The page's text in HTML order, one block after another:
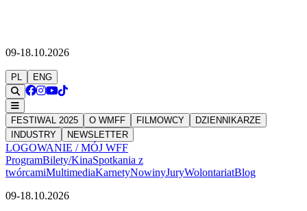
09-18.10.2026
PL ENG
FESTIWAL 2025 O WMFF FILMOWCY
DZIENNIKARZE
INDUSTRY
NEWSLETTER
LOGOWANIE / MÓJ WFF
ProgramBilety/KinaSpotkania z
twórcamiMultimediaKarnetyNowinyJuryWolontariatBlog
09-18.10.2026